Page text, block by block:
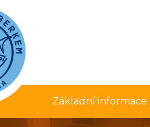
Základní informace